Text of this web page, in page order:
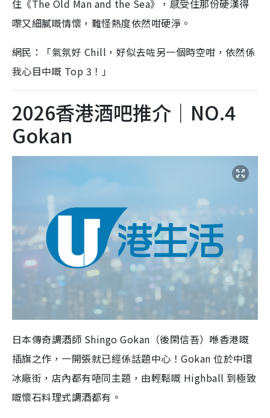
住《The Old Man and the Sea》，感受住那份硬漢得
嚟又細膩嘅情懷，難怪熱度依然咁硬淨。
網民：「氣氛好 Chill，好似去咗另一個時空咁，依然係
我心目中嘅 Top 3！」
2026香港酒吧推介｜NO.4
Gokan
日本傳奇調酒師 Shingo Gokan（後閑信吾）喺香港嘅
插旗之作，一開張就已經係話題中心！Gokan 位於中環
冰廠街，店內都有唔同主題，由輕鬆嘅 Highball 到極致
嘅懷石料理式調酒都有。